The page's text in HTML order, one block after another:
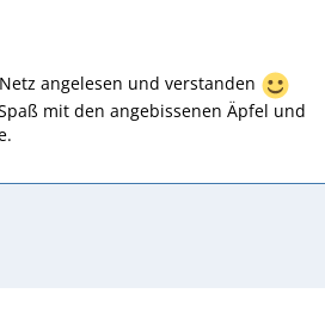
angelesen und verstanden
mit den angebissenen Äpfel und